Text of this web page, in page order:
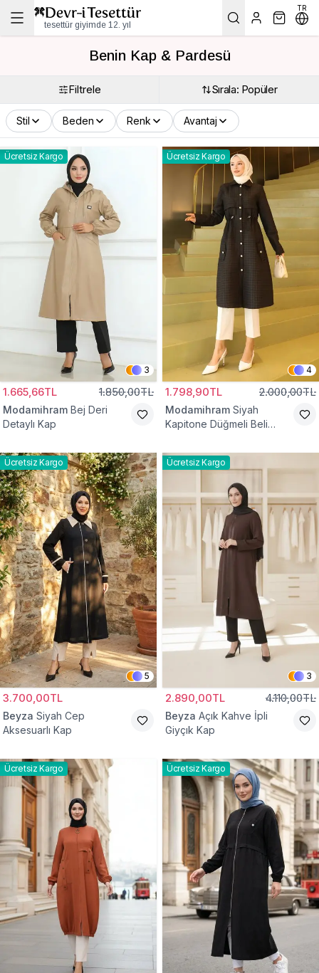
tesettür giyimde 12. yıl
TR
Benin Kap & Pardesü
Filtrele Sırala: Popüler
Stil Beden Renk Avantaj
Ücretsiz Kargo
3
1.665,66TL 1.850,00TL
Modamihram Bej Deri
Detaylı Kap
Ücretsiz Kargo
4
1.798,90TL 2.000,00TL
Modamihram Siyah
Kapitone Düğmeli Beli
Ücretsiz Kargo
5
3.700,00TL
Beyza Siyah Cep
Aksesuarlı Kap
Ücretsiz Kargo
3
2.890,00TL 4.110,00TL
Beyza Açık Kahve İpli
Giyçık Kap
Ücretsiz Kargo Ücretsiz Kargo